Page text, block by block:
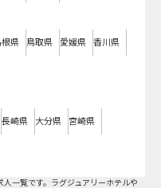
根県 鳥取県 愛媛県 香川県
長崎県 大分県 宮崎県
人一覧です。ラグジュアリーホテルや